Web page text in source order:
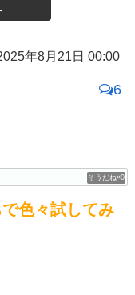
年8月21日 00:00
6
0
色々試してみ